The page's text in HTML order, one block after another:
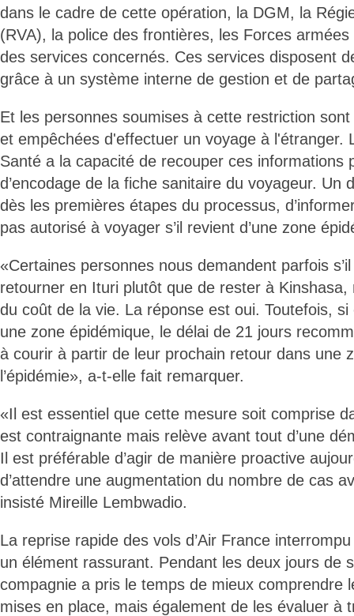
dans le cadre de cette opération, la DGM, la
(RVA), la police des frontières, les Forces armées
des services concernés. Ces services disposent
grâce à un système interne de gestion et de
Et les personnes soumises à cette restriction
et empêchées d'effectuer un voyage à l'étranger.
Santé a la capacité de recouper ces informations
d’encodage de la fiche sanitaire du voyageur. Un
dès les premières étapes du processus,
pas autorisé à voyager s’il revient d’une zone
«Certaines personnes nous demandent parfois
retourner en Ituri plutôt que de rester à
du coût de la vie. La réponse est oui. Toutefois,
une zone épidémique, le délai de 21 jours
à courir à partir de leur prochain retour dans une
l’épidémie», a-t-elle fait remarquer.
«Il est essentiel que cette mesure soit comprise
est contraignante mais relève avant tout d’une
Il est préférable d’agir de manière proactive
d’attendre une augmentation du nombre de cas
insisté Mireille Lembwadio.
La reprise rapide des vols d’Air France
un élément rassurant. Pendant les deux jours de
compagnie a pris le temps de mieux comprendre
mises en place, mais également de les évaluer à